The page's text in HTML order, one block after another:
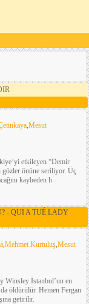
,Mesut
etkileyen “Demir
gözler önüne seriliyor. Üç
kaybeden h
- QUI A TUÉ LADY
,Mehmet Kurtuluş,Mesut
Winsley İstanbul’un en
öldürülür. Hemen Fergan
getirilir.